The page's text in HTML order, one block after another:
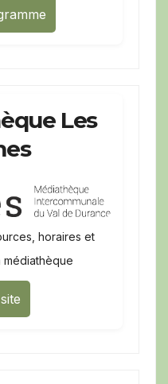
Les
horaires et